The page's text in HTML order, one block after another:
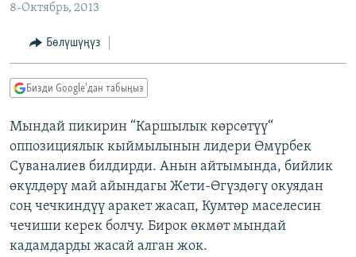
МАДАНИЯТ
ТВ ПРОГРАММАЛАР
БҮГҮН АЗАТТЫКТА
ДАНИСТЕ
ЭЖЕ-СИҢДИЛЕР
АЗАТТЫК+
ЫҢГАЙСЫЗ СУРООЛОР
ПОДКАСТ
ОНЛАЙН ШЕРИНЕ
8-Октябрь, 2013
Бөлүшүңүз
Бизди Google'дан табыңыз
Мындай пикирин “Каршылык көрсөтүү“
оппозициялык кыймылынын лидери Өмүрбек
Суваналиев билдирди. Анын айтымында, бийлик
өкүлдөрү май айындагы Жети-Өгүздөгү окуядан
соң чечкиндүү аракет жасап, Кумтөр маселесин
чечиши керек болчу. Бирок өкмөт мындай
кадамдарды жасай алган жок.